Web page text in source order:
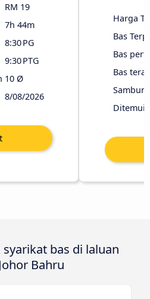
RM 19
7h 44m
8:30 PG
9:30 PTG
10 Ø
8/08/2026
Harga
Bas
Bas
Bas
Ditemui
bas di laluan
Bahru